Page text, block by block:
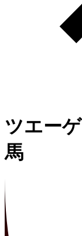
ツエー
馬